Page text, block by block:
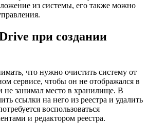
из системы, его также можно
при создании
что нужно очистить систему от
сервисе, чтобы он не отображался в
не занимал место в хранилище. В
ссылки на него из реестра и удалить
воспользоваться
и редактором реестра.